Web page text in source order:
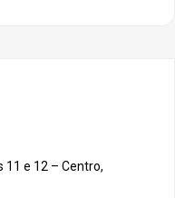
11 e 12 – Centro,